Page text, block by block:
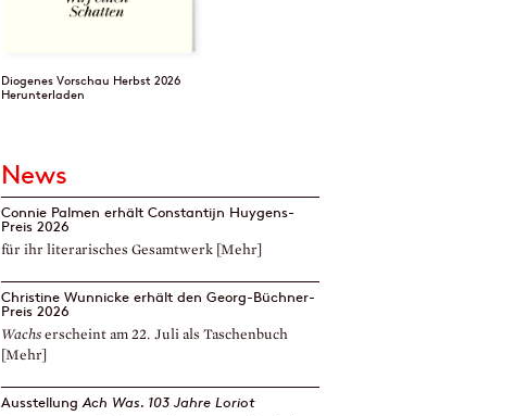
Diogenes Vorschau Herbst 2026
Herunterladen
News
Connie Palmen erhält Constantijn Huygens-
Preis 2026
für ihr literarisches Gesamtwerk [Mehr]
Christine Wunnicke erhält den Georg-Büchner-
Preis 2026
Wachs erscheint am 22. Juli als Taschenbuch
[Mehr]
AusstellungAch Was. 103 Jahre Loriot